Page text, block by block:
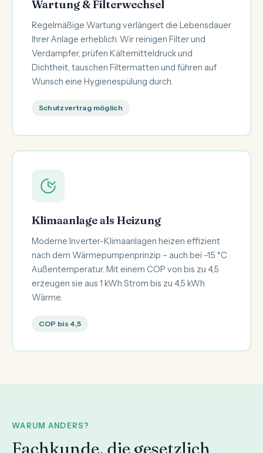
Wartung & Filterwechsel
Regelmäßige Wartung verlängert die Lebensdauer
Ihrer Anlage erheblich. Wir reinigen Filter und
Verdampfer, prüfen Kältemitteldruck und
Dichtheit, tauschen Filtermatten und führen auf
Wunsch eine Hygienespülung durch.
Schutzvertrag möglich
Klimaanlage als Heizung
Moderne Inverter-Klimaanlagen heizen effizient
nach dem Wärmepumpenprinzip – auch bei –15 °C
Außentemperatur. Mit einem COP von bis zu 4,5
erzeugen sie aus 1 kWh Strom bis zu 4,5 kWh
Wärme.
COP bis 4,5
WARUM ANDERS?
Fachkunde, die gesetzlich